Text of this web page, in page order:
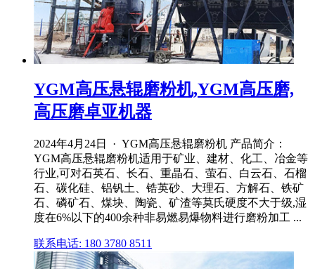
YGM高压悬辊磨粉机,YGM高压磨,
高压磨卓亚机器
2024年4月24日 · YGM高压悬辊磨粉机 产品简介：
YGM高压悬辊磨粉机适用于矿业、建材、化工、冶金等
行业,可对石英石、长石、重晶石、萤石、白云石、石榴
石、碳化硅、铝钒土、锆英砂、大理石、方解石、铁矿
石、磷矿石、煤块、陶瓷、矿渣等莫氏硬度不大于级,湿
度在6%以下的400余种非易燃易爆物料进行磨粉加工 ...
联系电话: 180 3780 8511